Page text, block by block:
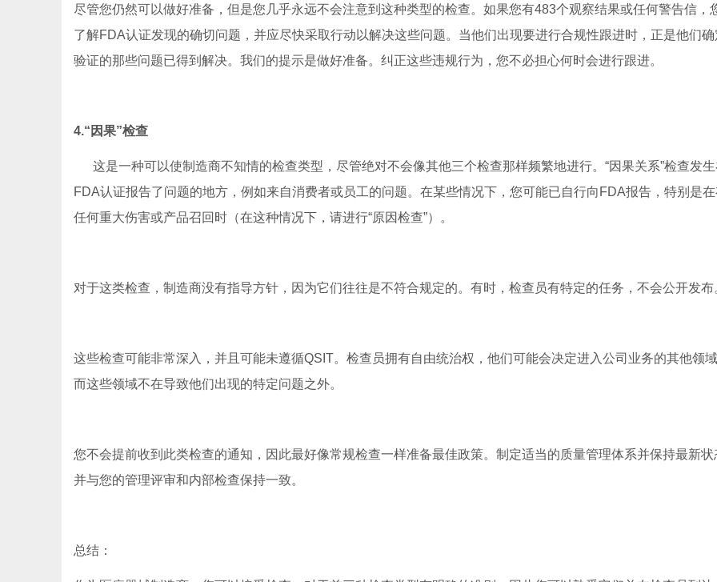
尽管您仍然可以做好准备，但是您几乎永远不会注意到这种类型的检查。如果您有483个观察结果或任何警告信，
了解FDA认证发现的确切问题，并应尽快采取行动以解决这些问题。当他们出现要进行合规性跟进时，正是他们
验证的那些问题已得到解决。我们的提示是做好准备。纠正这些违规行为，您不必担心何时会进行跟进。
4.“因果”检查
这是一种可以使制造商不知情的检查类型，尽管绝对不会像其他三个检查那样频繁地进行。“因果关系”检查发生
FDA认证报告了问题的地方，例如来自消费者或员工的问题。在某些情况下，您可能已自行向FDA报告，特别是
任何重大伤害或产品召回时（在这种情况下，请进行“原因检查”）。
对于这类检查，制造商没有指导方针，因为它们往往是不符合规定的。有时，检查员有特定的任务，不会公开发布
这些检查可能非常深入，并且可能未遵循QSIT。检查员拥有自由统治权，他们可能会决定进入公司业务的其他领域
而这些领域不在导致他们出现的特定问题之外。
您不会提前收到此类检查的通知，因此最好像常规检查一样准备最佳政策。制定适当的质量管理体系并保持最新状
并与您的管理评审和内部检查保持一致。
总结：